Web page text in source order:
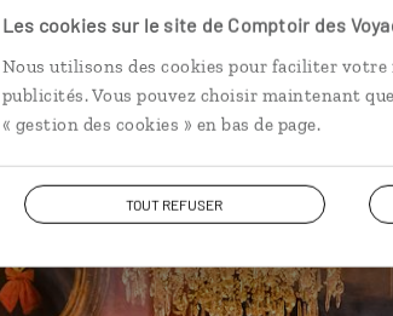
Les cookies sur le site de Comptoir des
Nous utilisons des cookies pour faciliter
publicités. Vous pouvez choisir maintenant
« gestion des cookies » en bas de page.
TOUT REFUSER
En train Hongrie